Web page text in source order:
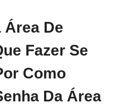
Área De
Fazer Se
Como
Da Área